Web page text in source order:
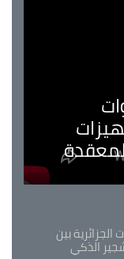
بين
الذكي